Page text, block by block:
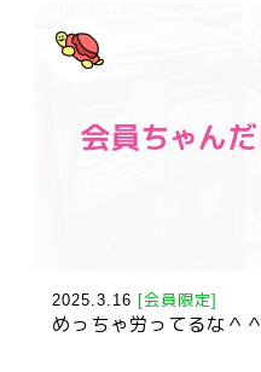
2025.3.16 [会員限定]
めっちゃ労ってるな＾＾